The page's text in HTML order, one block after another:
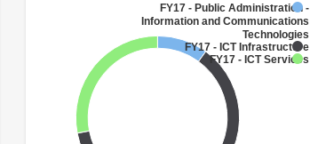
FY17 - Public Administration -
Information and Communications
Technologies
FY17 - ICT Infrastructure
FY17 - ICT Services